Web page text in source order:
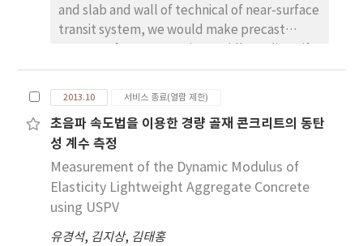
and slab and wall of technical of near-surface
transit system, we would make precast
subject about lightweight concrete. for this
purpose, we experimented lightweight
aggregate centrally expected to be applied
in this research and would like to suggest
fundamental data for manufacturing
products as a level of 30, 50MPa precast
concrete.
2013.10 서비스 종료(열람 제한)
초음파 속도법을 이용한 경량 골재 콘크리트의 동탄
성 계수 측정
Measurement of the Dynamic Modulus of
Elasticity Lightweight Aggregate Concrete
using USPV
유경석, 김지상, 김태홍